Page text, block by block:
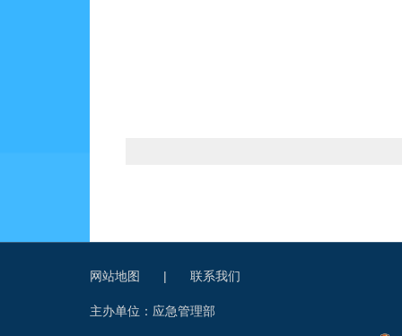
网站地图 | 联系我们
主办单位：应急管理部